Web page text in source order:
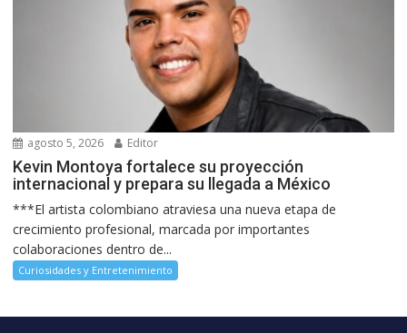
agosto 5, 2026 Editor
Kevin Montoya fortalece su proyección
internacional y prepara su llegada a México
***El artista colombiano atraviesa una nueva etapa de
crecimiento profesional, marcada por importantes
colaboraciones dentro de...
Curiosidades y Entretenimiento